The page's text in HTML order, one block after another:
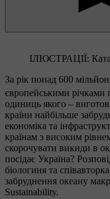
ІЛЮСТРАЦІЇ:
За рік понад 600
європейськими річками
одиниць якого –
країни найбільше
економіка та
країнам з високим
скорочувати викиди в
посідає Україна?
біологиня та
забруднення океану
Sustainability.